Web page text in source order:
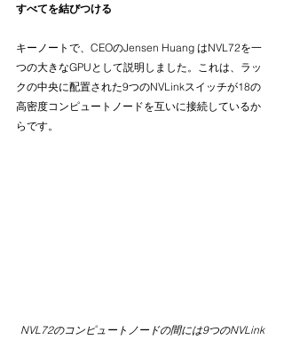
すべてを結びつける
キーノートで、CEOのJensen Huang はNVL72を一
つの大きなGPUとして説明しました。これは、ラッ
クの中央に配置された9つのNVLinkスイッチが18の
高密度コンピュートノードを互いに接続しているか
らです。
NVL72のコンピュートノードの間には9つのNVLink